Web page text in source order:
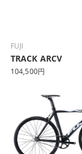
FUJI
TRACK ARCV
104,500円